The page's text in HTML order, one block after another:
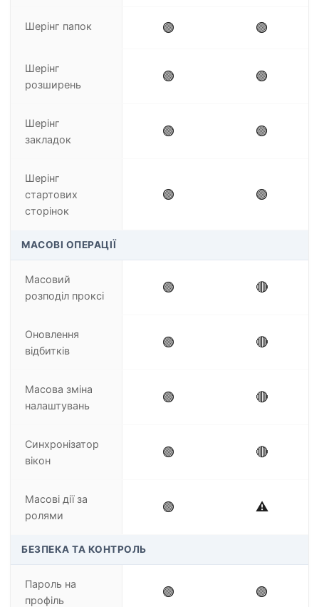
Шерінг папок 🟢 🟢
Шерінг
розширень
🟢 🟢
Шерінг
закладок
🟢 🟢
Шерінг
стартових
сторінок
🟢 🟢
МАСОВІ ОПЕРАЦІЇ
Масовий
розподіл проксі
🟢 🔴
Оновлення
відбитків
🟢 🔴
Масова зміна
налаштувань
🟢 🔴
Синхронізатор
вікон
🟢 🔴
Масові дії за
ролями
🟢 ⚠️
БЕЗПЕКА ТА КОНТРОЛЬ
Пароль на
профіль
🟢 🟢